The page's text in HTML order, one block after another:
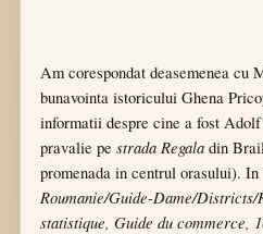
Am corespondat deasemenea cu
bunavointa istoricului Ghena
informatii despre cine a fost
pravalie pe strada Regala din
promenada in centrul orasului). In
Roumanie/Guide-Dame/Districts/
statistique, Guide du commerce,